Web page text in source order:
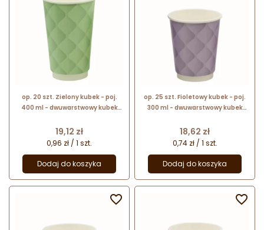
op. 20 szt. Zielony kubek - poj.
400 ml - dwuwarstwowy kubek
śr. 90 mm x wys. 133 mm
Cena
19,12 zł
0,96 zł / 1 szt.
Dodaj do koszyka
op. 25 szt. Fioletowy kubek - poj.
300 ml - dwuwarstwowy kubek
śr. 90 mm x wys. 105 mm
Cena
18,62 zł
0,74 zł / 1 szt.
Dodaj do koszyka
 